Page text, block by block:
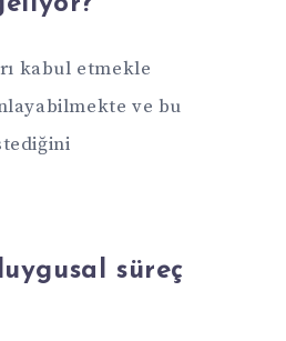
kabul etmekle
ve bu
süreç